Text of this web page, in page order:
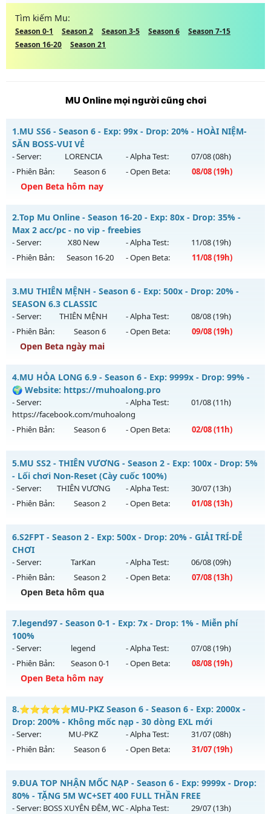
Tìm kiếm Mu:
Season 0-1 Season 2 Season 3-5 Season 6
Season 7-15
Season 16-20
Season 21
MU Online mọi người cũng chơi
1.MU SS6 - Season 6 - Exp: 99x - Drop: 20% - HOÀI NIỆM-
SĂN BOSS-VUI VẺ
- Server: LORENCIA - Alpha Test: 07/08(08h)
- Phiên Bản:
Season 6 - Open Beta: 08/08(19h)
Open Beta hôm nay
MU SS6 - HOÀI NIỆM-SĂN BOSS-VUI VẺ
Mu mới ra tháng 08 2026 - Mở máy chủ
ngày 08/08/2626
Exp: 99x - Drop: 20%
Thể loại: Mu Nguyên bản Webzen
Antihack: OK
2.Top Mu Online - Season 16-20 - Exp: 80x - Drop: 35% -
Max 2 acc/pc - no vip - freebies
- Server: X80 New - Alpha Test: 11/08(19h)
- Phiên Bản:
Season 16-20 - Open Beta: 11/08(19h)
Top Mu Online - Max 2 acc/pc - no vip - freebies
Mu mới ra tháng 08 2026 - Mở máy chủ
ngày 11/08/2626
Exp: 80x - Drop: 35%
Kiểu reset: Reset In Game
Thể loại: Mu Nguyên bản Webzen
Antihack: AntiShield
3.MU THIÊN MỆNH - Season 6 - Exp: 500x - Drop: 20% -
SEASON 6.3 CLASSIC
- Server: THIÊN MỆNH - Alpha Test: 08/08(19h)
- Phiên Bản:
Season 6 - Open Beta: 09/08(19h)
Open Beta ngày mai
MU THIÊN MỆNH - SEASON 6.3 CLASSIC
Mu mới ra tháng 08 2026 - Mở máy chủ
19h ngày 09/08/2626
Exp: 500x - Drop: 20%
Thể loại: Mu Nguyên bản Webzen
Antihack: Antihack chạy bằng cơm
4.MU HỎA LONG 6.9 - Season 6 - Exp: 9999x - Drop: 99% -
🌍 Website: https://muhoalong.pro
- Server:
https://facebook.com/muhoalong
- Alpha Test: 01/08(11h)
- Phiên Bản: Season 6 - Open Beta: 02/08(11h)
MU HỎA LONG 6.9 - 🌍 Website: https://muhoalong.pro
Mu mới ra tháng 08 2026 - Mở máy chủ
https://facebook.com/muhoalongvào 11h ngày
02/08/2626
Kiểu reset: Non Reset
Thể loại: Mu Nguyên bản Webzen
Antihack: XShield
5.MU SS2 - THIÊN VƯƠNG - Season 2 - Exp: 100x - Drop: 5%
- Lối chơi Non-Reset (Cày cuốc 100%)
- Server: THIÊN VƯƠNG - Alpha Test: 30/07(13h)
- Phiên Bản:
Season 2 - Open Beta: 01/08(13h)
MU SS2 - THIÊN VƯƠNG - Lối chơi Non-Reset (Cày cuốc
100%)
Mu mới ra tháng 08 2026 - Mở máy chủ
THIÊN VƯƠNG
13h ngày 01/08/2626
Exp: 100x - Drop: 5%
Thể loại: Mu Nguyên bản Webzen
Antihack: XShield
6.S2FPT - Season 2 - Exp: 500x - Drop: 20% - GIẢI TRÍ-DỄ
CHƠI
- Server: TarKan - Alpha Test: 06/08(09h)
- Phiên Bản:
Season 2 - Open Beta: 07/08(13h)
Open Beta hôm qua
S2FPT - GIẢI TRÍ-DỄ CHƠI
Mu mới ra tháng 08 2026 - Mở máy chủ
ngày 07/08/2626
Exp: 500x - Drop: 20%
Kiểu reset: Reset In Game
Thể loại: Mu Nguyên bản Webzen
Antihack: PRO
7.legend97 - Season 0-1 - Exp: 7x - Drop: 1% - Miễn phí
100%
- Server: legend - Alpha Test: 07/08(19h)
- Phiên Bản:
Season 0-1 - Open Beta: 08/08(19h)
Open Beta hôm nay
legend97 - Miễn phí 100%
Mu mới ra tháng 08 2026 - Mở máy chủ legendvào 19h
ngày 08/08/2626
Exp: 7x - Drop: 1%
Thể loại: Mu Nguyên bản Webzen
Antihack: Bandicam Hack 100%
8.⭐⭐⭐⭐⭐MU-PKZ Season 6 - Season 6 - Exp: 2000x -
Drop: 200% - Không mốc nạp - 30 dòng EXL mới
- Server: MU-PKZ - Alpha Test: 31/07(08h)
- Phiên Bản:
Season 6 - Open Beta: 31/07(19h)
⭐⭐⭐⭐⭐MU-PKZ Season 6 - Không mốc nạp - 30 dòng
EXL mới
Mu mới ra tháng 07 2026 - Mở máy chủ
MU-PKZvào 19h
9.ĐUA TOP NHẬN MỐC NẠP - Season 6 - Exp: 9999x - Drop:
80% - TẶNG 5M WC+SET 400 FULL THẦN FREE
- Server: BOSS XUYÊN ĐÊM, WC- Alpha Test: 29/07(13h)